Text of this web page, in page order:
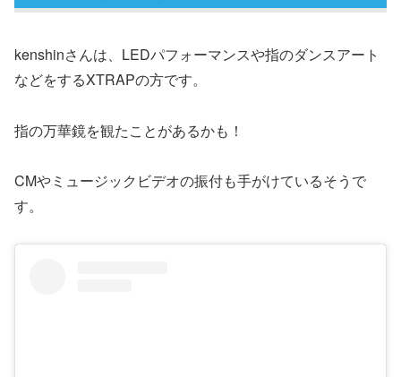
kenshinさんは、LEDパフォーマンスや指のダンスアート
などをするXTRAPの方です。
指の万華鏡を観たことがあるかも！
CMやミュージックビデオの振付も手がけているそうで
す。